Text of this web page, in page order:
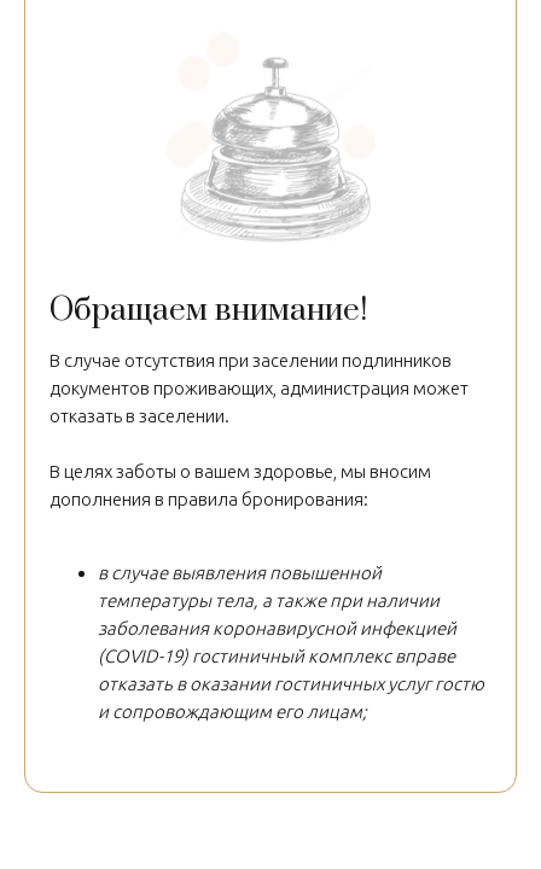
Обращаем внимание!
В случае отсутствия при заселении подлинников
документов проживающих, администрация может
отказать в заселении.
В целях заботы о вашем здоровье, мы вносим
дополнения в правила бронирования:
в случае выявления повышенной
температуры тела, а также при наличии
заболевания коронавирусной инфекцией
(COVID-19) гостиничный комплекс вправе
отказать в оказании гостиничных услуг гостю
и сопровождающим его лицам;